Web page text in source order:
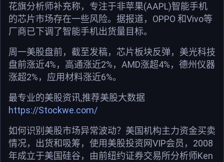
花旗分析师补充称，专注于非苹果(AAPL)智能手机
的芯片市场存在一些风险。据报道，OPPO 和Vivo等
厂商已下调了智能手机出货量目标。
周一美股盘前，截至发稿，芯片板块反弹，美光科技
盘前涨近4%，高通涨近2%，AMD涨超4%，德州仪器
涨超2%，应用材料涨近6%。
最专业的美股资讯,推荐美股大数据
https://Stockwe.com/
如何识别美股市场异常波动？美国机构主力资金买卖
情况，出货和吸筹，使用美股投资网VIP会员，2008
年成立于美国硅谷，由前纽约证券交易所分析师Ken